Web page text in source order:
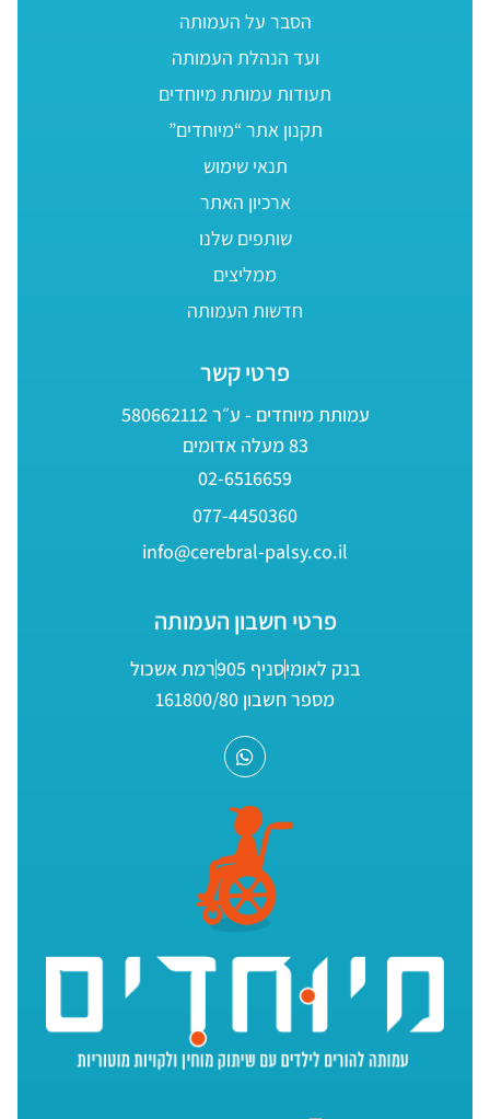
הסבר על העמותה
ועד הנהלת העמותה
תעודות עמותת מיוחדים
תקנון אתר “מיוחדים”
תנאי שימוש
ארכיון האתר
שותפים שלנו
ממליצים
חדשות העמותה
פרטי קשר
עמותת מיוחדים - ע״ר 580662112
83 מעלה אדומים
02-6516659
077-4450360
info@cerebral-palsy.co.il
פרטי חשבון העמותה
בנק לאומיסניף 905
רמת אשכול
מספר חשבון 161800/80